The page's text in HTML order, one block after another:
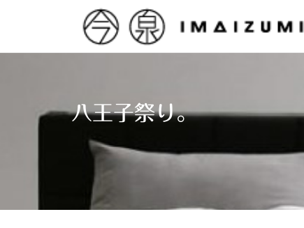
八王子祭り。